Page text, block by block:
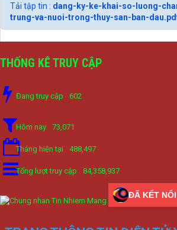
Tải tập tin : dang-ky-ke-khai-so-luong-
trung-va-nuoi-trong-thuy-san-ban-
THỐNG KÊ TRUY CẬP
Đang truy cập 602
Hôm nay 73,071
Tháng hiện tại 488,497
Tổng lượt truy cập 84,358,937
ĐÃ KẾT